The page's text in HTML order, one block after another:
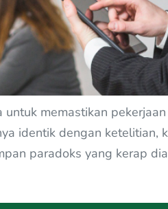
memastikan
identik dengan ketelitian,
paradoks yang kerap